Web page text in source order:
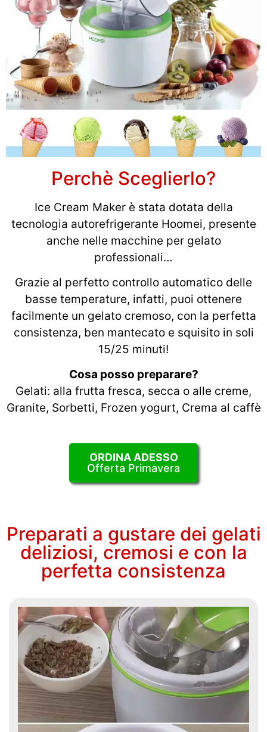
Perchè Sceglierlo?
Ice Cream Maker è stata dotata della
tecnologia autorefrigerante Hoomei, presente
anche nelle macchine per gelato
professionali…
Grazie al perfetto controllo automatico delle
basse temperature, infatti, puoi ottenere
facilmente un gelato cremoso, con la perfetta
consistenza, ben mantecato e squisito in soli
15/25 minuti!
Cosa posso preparare?
Gelati: alla frutta fresca, secca o alle creme,
Granite, Sorbetti, Frozen yogurt, Crema al caffè
ORDINA ADESSO
Offerta Primavera
Preparati a gustare dei gelati
deliziosi, cremosi e con la
perfetta consistenza